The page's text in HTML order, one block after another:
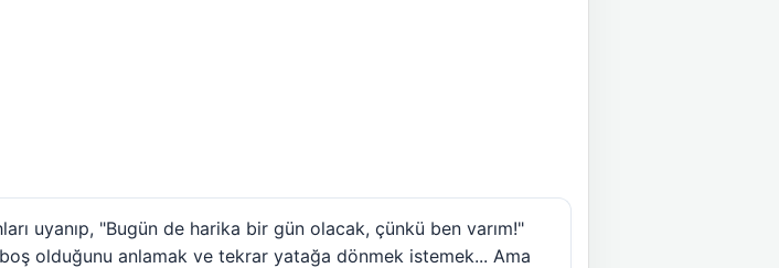
uyanıp, "Bugün de harika bir gün olacak, çünkü ben varım!"
olduğunu anlamak ve tekrar yatağa dönmek istemek... Ama